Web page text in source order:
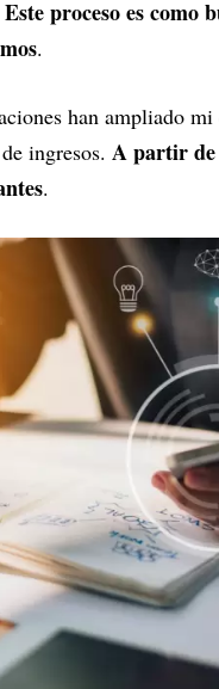
Este proceso es como
.
han ampliado
ingresos. A partir de
.